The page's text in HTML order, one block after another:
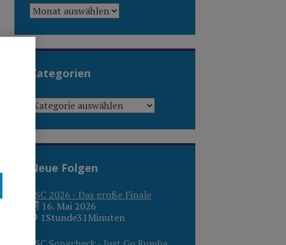
ARCHIV
Kategorien
KATEGORIEN
Neue Folgen
ESC 2026 - Das große Finale
16. Mai 2026
1Stunde31Minuten